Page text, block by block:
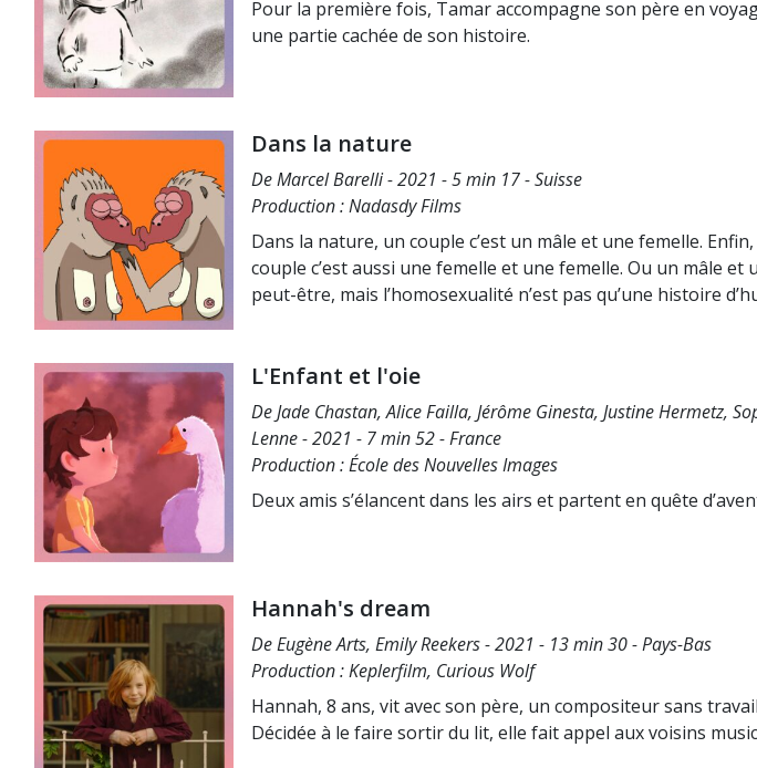
Pour la première fois, Tamar accompagne son père en
une partie cachée de son histoire.
Dans la nature
De Marcel Barelli - 2021 - 5 min 17 - Suisse
Production : Nadasdy Films
Dans la nature, un couple c’est un mâle et une femelle.
couple c’est aussi une femelle et une femelle. Ou un mâle et
peut-être, mais l’homosexualité n’est pas qu’une histoire
L'Enfant et l'oie
De Jade Chastan, Alice Failla, Jérôme Ginesta, Justine Hermetz,
Lenne - 2021 - 7 min 52 - France
Production : École des Nouvelles Images
Deux amis s’élancent dans les airs et partent en quête
Hannah's dream
De Eugène Arts, Emily Reekers - 2021 - 13 min 30 - Pays-Bas
Production : Keplerfilm, Curious Wolf
Hannah, 8 ans, vit avec son père, un compositeur sans
Décidée à le faire sortir du lit, elle fait appel aux voisins